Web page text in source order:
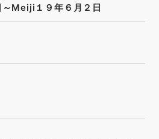
Meiji１９年６月２日